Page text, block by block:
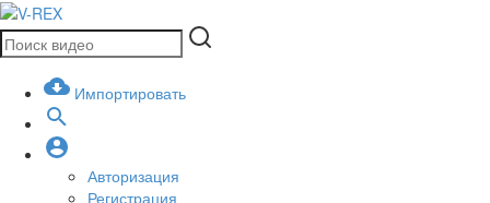
Импортировать
Авторизация
Регистрация